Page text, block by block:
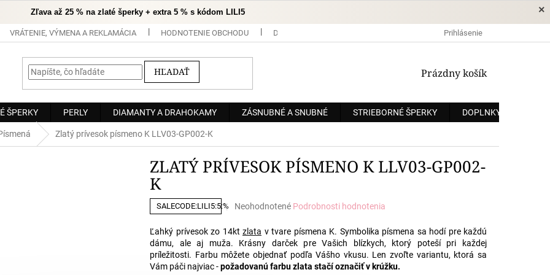
×
Zľava až 25 % na zlaté šperky + extra 5 % s kódom LILI5
VRÁTENIE, VÝMENA A REKLAMÁCIA HODNOTENIE OBCHODU DOPRAVA A PLATBA OCHRANA OSOBNÝCH ÚDAJOV
Prihlásenie
HĽADAŤ
NÁKUPNÝ
Prázdny košík
ŠPERKY PERLY DIAMANTY A DRAHOKAMY ZÁSNUBNÉ A SNUBNÉ STRIEBORNÉ ŠPERKY DOPLNKY
Zlatý prívesok písmeno K LLV03-GP002-K
ZLATÝ PRÍVESOK PÍSMENO K LLV03-GP002-
K
SALECODE:LILI5:5:%
Priemerné
produktu
je
0,0
z
Neohodnotené Podrobnosti hodnotenia
Ľahký prívesok zo 14kt zlata v tvare písmena K. Symbolika písmena sa hodí pre každú
dámu, ale aj muža. Krásny darček pre Vašich blízkych, ktorý poteší pri každej
príležitosti. Farbu môžete objednať podľa Vášho vkusu. Len zvoľte variantu, ktorá sa
Vám páči najviac -požadovanú farbu zlata stačí označiť v krúžku.